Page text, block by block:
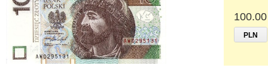
100.00
PLN